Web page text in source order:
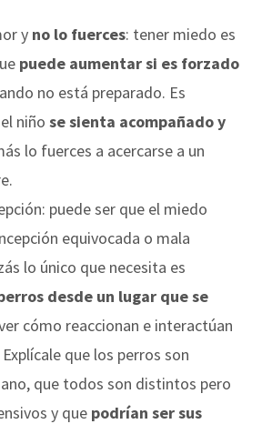
y no lo fuerces: tener miedo es
puede aumentar si es forzado
no está preparado. Es
niñose sienta acompañado y
lo fuerces a acercarse a un
puede ser que el miedo
equivocada o mala
lo único que necesita es
desde un lugar que se
cómo reaccionan e interactúan
que los perros son
que todos son distintos pero
y que podrían ser sus